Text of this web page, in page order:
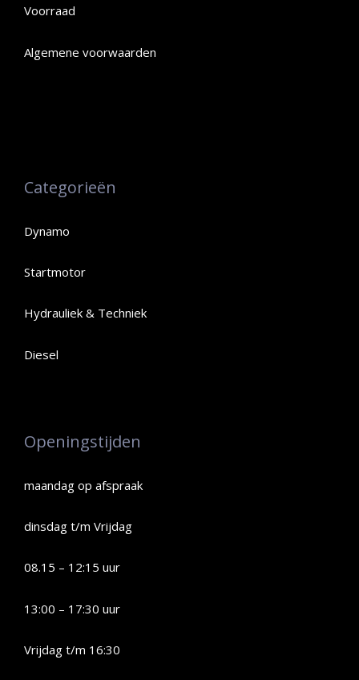
Voorraad
Algemene voorwaarden
Categorieën
Dynamo
Startmotor
Hydrauliek & Techniek
Diesel
Openingstijden
maandag op afspraak
dinsdag t/m Vrijdag
08.15 – 12:15 uur
13:00 – 17:30 uur
Vrijdag t/m 16:30